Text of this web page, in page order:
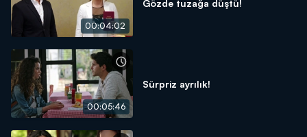
00:04:02
Gözde tuzağa düştü!
00:05:46
Sürpriz ayrılık!